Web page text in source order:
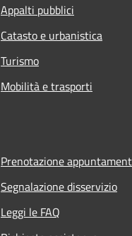
Appalti pubblici
Catasto e urbanistica
Turismo
Mobilità e trasporti
Prenotazione
Segnalazione disservizio
Leggi le FAQ